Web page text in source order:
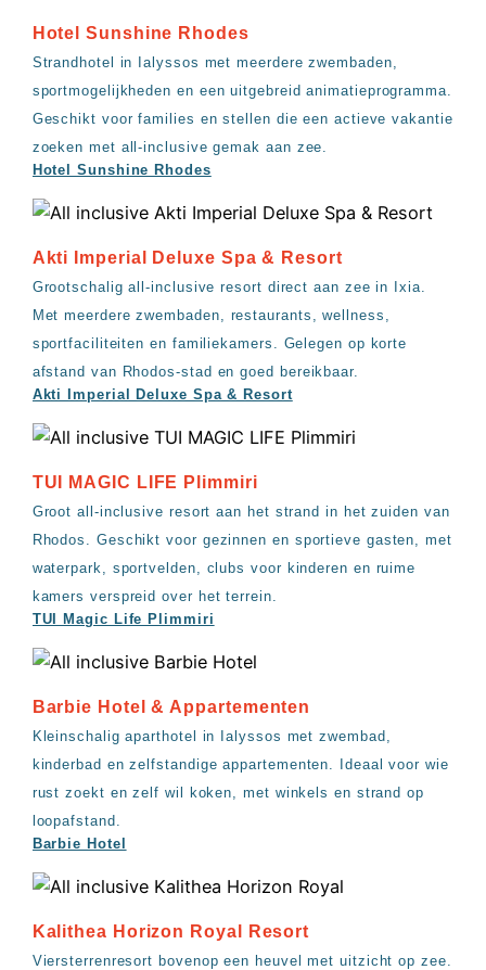
Hotel Sunshine Rhodes
Strandhotel in Ialyssos met meerdere zwembaden,
sportmogelijkheden en een uitgebreid animatieprogramma.
Geschikt voor families en stellen die een actieve vakantie
zoeken met all-inclusive gemak aan zee.
Hotel Sunshine Rhodes
Akti Imperial Deluxe Spa & Resort
Grootschalig all-inclusive resort direct aan zee in Ixia.
Met meerdere zwembaden, restaurants, wellness,
sportfaciliteiten en familiekamers. Gelegen op korte
afstand van Rhodos-stad en goed bereikbaar.
Akti Imperial Deluxe Spa & Resort
TUI MAGIC LIFE Plimmiri
Groot all-inclusive resort aan het strand in het zuiden van
Rhodos. Geschikt voor gezinnen en sportieve gasten, met
waterpark, sportvelden, clubs voor kinderen en ruime
kamers verspreid over het terrein.
TUI Magic Life Plimmiri
Barbie Hotel & Appartementen
Kleinschalig aparthotel in Ialyssos met zwembad,
kinderbad en zelfstandige appartementen. Ideaal voor wie
rust zoekt en zelf wil koken, met winkels en strand op
loopafstand.
Barbie Hotel
Kalithea Horizon Royal Resort
Viersterrenresort bovenop een heuvel met uitzicht op zee.